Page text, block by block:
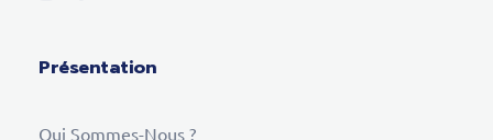
Présentation
Qui Sommes-Nous ?